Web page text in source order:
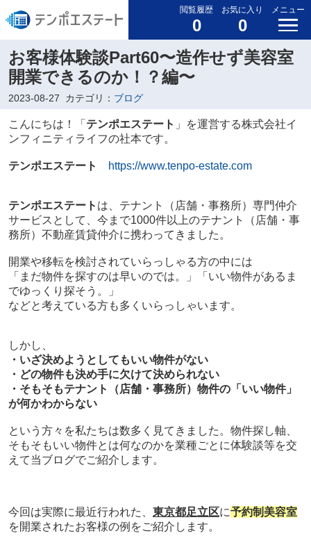
閲覧履歴
0
お気に入り
0
メニュー
お客様体験談Part60〜造作せず美容室
開業できるのか！？編〜
2023-08-27 カテゴリ： ブログ
こんにちは！「 テンポエステート 」を運営する株式会社イ
ンフィニティライフの社本です。
テンポエステート https://www.tenpo-estate.com
テンポエステート は、テナント（店舗・事務所）専門仲介
サービスとして、今まで1000件以上のテナント（店舗・事
務所）不動産賃貸仲介に携わってきました。
開業や移転を検討されていらっしゃる方の中には
「まだ物件を探すのは早いのでは。」「いい物件があるま
でゆっくり探そう。」
などと考えている方も多くいらっしゃいます。
しかし、
・いざ決めようとしてもいい物件がない
・どの物件も決め手に欠けて決められない
・そもそもテナント（店舗・事務所）物件の「いい物件」
が何かわからない
という方々を私たちは数多く見てきました。物件探し軸、
そもそもいい物件とは何なのかを業種ごとに体験談等を交
えて当ブログでご紹介します。
今回は実際に最近行われた、 東京都足立区に予約制美容室
を開業されたお客様の例をご紹介します。